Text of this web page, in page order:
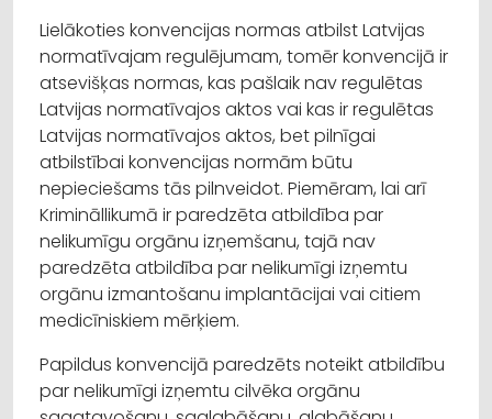
Lielākoties konvencijas normas atbilst Latvijas
normatīvajam regulējumam, tomēr konvencijā ir
atsevišķas normas, kas pašlaik nav regulētas
Latvijas normatīvajos aktos vai kas ir regulētas
Latvijas normatīvajos aktos, bet pilnīgai
atbilstībai konvencijas normām būtu
nepieciešams tās pilnveidot. Piemēram, lai arī
Krimināllikumā ir paredzēta atbildība par
nelikumīgu orgānu izņemšanu, tajā nav
paredzēta atbildība par nelikumīgi izņemtu
orgānu izmantošanu implantācijai vai citiem
medicīniskiem mērķiem.
Papildus konvencijā paredzēts noteikt atbildību
par nelikumīgi izņemtu cilvēka orgānu